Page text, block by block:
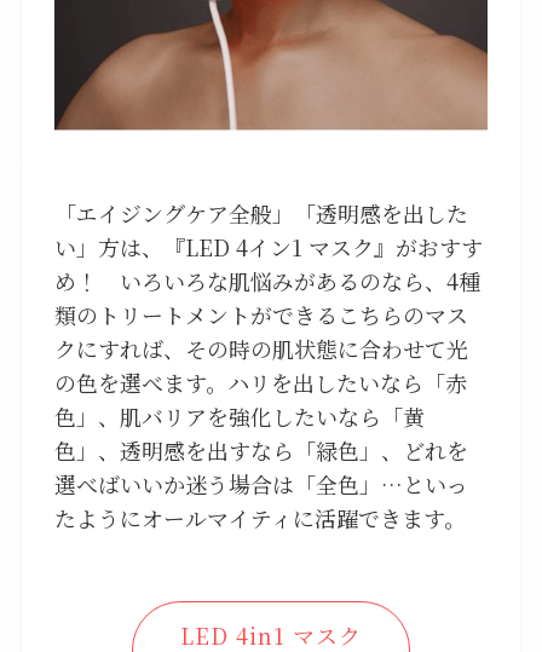
「エイジングケア全般」「透明感を出した
い」方は、『LED 4イン1 マスク』がおすす
め！ いろいろな肌悩みがあるのなら、4種
類のトリートメントができるこちらのマス
クにすれば、その時の肌状態に合わせて光
の色を選べます。ハリを出したいなら「赤
色」、肌バリアを強化したいなら「黄
色」、透明感を出すなら「緑色」、どれを
選べばいいか迷う場合は「全色」…といっ
たようにオールマイティに活躍できます。
LED 4in1 マスク